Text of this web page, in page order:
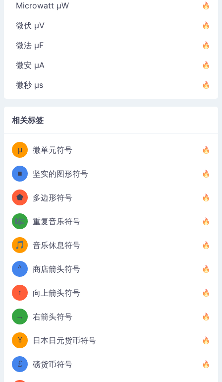
Microwatt µW
微伏 µV
微法 µF
微安 µA
微秒 µs
相关标签
μ 微单元符号
■ 坚实的图形符号
⬟ 多边形符号
🎼 重复音乐符号
🎵 音乐休息符号
^ 商店箭头符号
↑ 向上箭头符号
→ 右箭头符号
¥ 日本日元货币符号
£ 磅货币符号